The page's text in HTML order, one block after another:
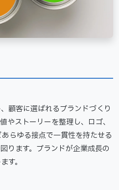
顧客に選ばれるブランドづくり
やストーリーを整理し、ロゴ、
らゆる接点で一貫性を持たせる
ります。ブランドが企業成長の
す。